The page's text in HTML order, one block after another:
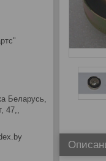
Беларусь,
47,,